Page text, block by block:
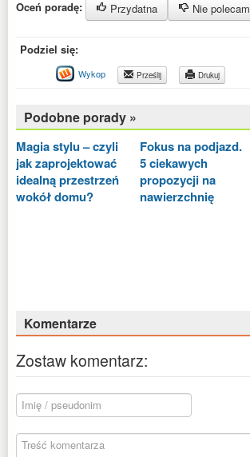
Oceń poradę: Przydatna Nie polecam
Podziel się:
Wykop Prześlij Drukuj
Podobne porady »
Magia stylu – czyli
jak zaprojektować
idealną przestrzeń
wokół domu?
Fokus na podjazd.
5 ciekawych
propozycji na
nawierzchnię
Komentarze
Zostaw komentarz: